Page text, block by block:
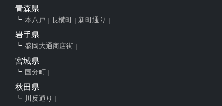
青森県
本八戸 長横町 新町通り
岩手県
盛岡大通商店街
宮城県
国分町
秋田県
川反通り